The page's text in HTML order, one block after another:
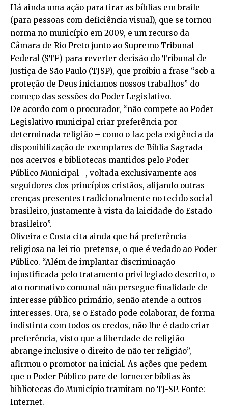
Há ainda uma ação para tirar as bíblias em braile
(para pessoas com deficiência visual), que se tornou
norma no município em 2009, e um recurso da
Câmara de Rio Preto junto ao Supremo Tribunal
Federal (STF) para reverter decisão do Tribunal de
Justiça de São Paulo (TJSP), que proibiu a frase “sob a
proteção de Deus iniciamos nossos trabalhos” do
começo das sessões do Poder Legislativo.
De acordo com o procurador, “não compete ao Poder
Legislativo municipal criar preferência por
determinada religião – como o faz pela exigência da
disponibilização de exemplares de Bíblia Sagrada
nos acervos e bibliotecas mantidos pelo Poder
Público Municipal –, voltada exclusivamente aos
seguidores dos princípios cristãos, alijando outras
crenças presentes tradicionalmente no tecido social
brasileiro, justamente à vista da laicidade do Estado
brasileiro”.
Oliveira e Costa cita ainda que há preferência
religiosa na lei rio-pretense, o que é vedado ao Poder
Público. “Além de implantar discriminação
injustificada pelo tratamento privilegiado descrito, o
ato normativo comunal não persegue finalidade de
interesse público primário, senão atende a outros
interesses. Ora, se o Estado pode colaborar, de forma
indistinta com todos os credos, não lhe é dado criar
preferência, visto que a liberdade de religião
abrange inclusive o direito de não ter religião”,
afirmou o promotor na inicial. As ações que pedem
que o Poder Público pare de fornecer bíblias às
bibliotecas do Município tramitam no TJ-SP. Fonte:
Internet.